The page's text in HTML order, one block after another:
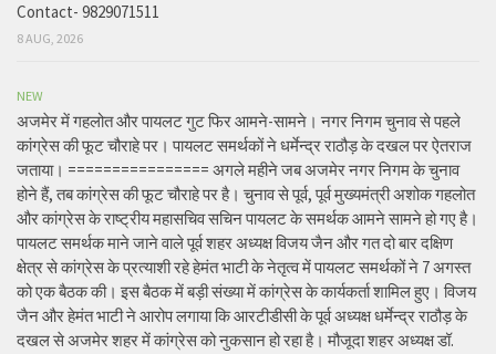
Contact- 9829071511
8 AUG, 2026
NEW
अजमेर में गहलोत और पायलट गुट फिर आमने-सामने। नगर निगम चुनाव से पहले
कांग्रेस की फूट चौराहे पर। पायलट समर्थकों ने धर्मेन्द्र राठौड़ के दखल पर ऐतराज
जताया। ================ अगले महीने जब अजमेर नगर निगम के चुनाव
होने हैं, तब कांग्रेस की फूट चौराहे पर है। चुनाव से पूर्व, पूर्व मुख्यमंत्री अशोक गहलोत
और कांग्रेस के राष्ट्रीय महासचिव सचिन पायलट के समर्थक आमने सामने हो गए है।
पायलट समर्थक माने जाने वाले पूर्व शहर अध्यक्ष विजय जैन और गत दो बार दक्षिण
क्षेत्र से कांग्रेस के प्रत्याशी रहे हेमंत भाटी के नेतृत्व में पायलट समर्थकों ने 7 अगस्त
को एक बैठक की। इस बैठक में बड़ी संख्या में कांग्रेस के कार्यकर्ता शामिल हुए। विजय
जैन और हेमंत भाटी ने आरोप लगाया कि आरटीडीसी के पूर्व अध्यक्ष धर्मेन्द्र राठौड़ के
दखल से अजमेर शहर में कांग्रेस को नुकसान हो रहा है। मौजूदा शहर अध्यक्ष डॉ.